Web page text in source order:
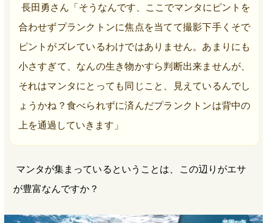
長田勇さん「そうなんです、ここでマンタにピントを
合わせずプランクトンに焦点を当てて撮影下手くそで
ピントがズレているわけではありません。あまりにも
小さすぎて、なんの生き物かすら判断出来ませんが、
それはマンタにとっても同じこと、見えているんでし
ょうかね？食べられずに済んだプランクトンは背中の
上を通過していきます」
マンタが集まっているということは、この辺りがエサ
が豊富なんですか？